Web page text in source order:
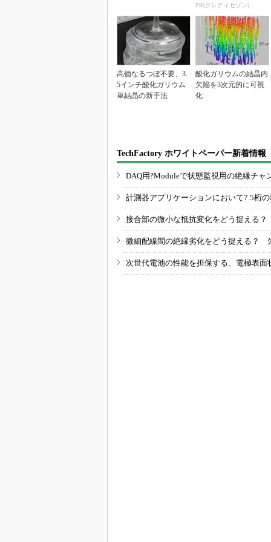
1.125%
PR(クレディセゾン)
高価なるつぼ不要、3.
5インチ酸化ガリウム
単結晶の新手法
酸化ガリウムの結晶内
欠陥を3次元的に可視
化
TechFactory ホワイトペーパー新着情報
DAQ用?Moduleで状態監視用の絶縁チ
計測器アプリケーションにおいて7.5桁
接合部の微小な抵抗変化をどう捉える
微細配線間の絶縁劣化をどう捉える？
次世代電池の性能を担保する、電極表